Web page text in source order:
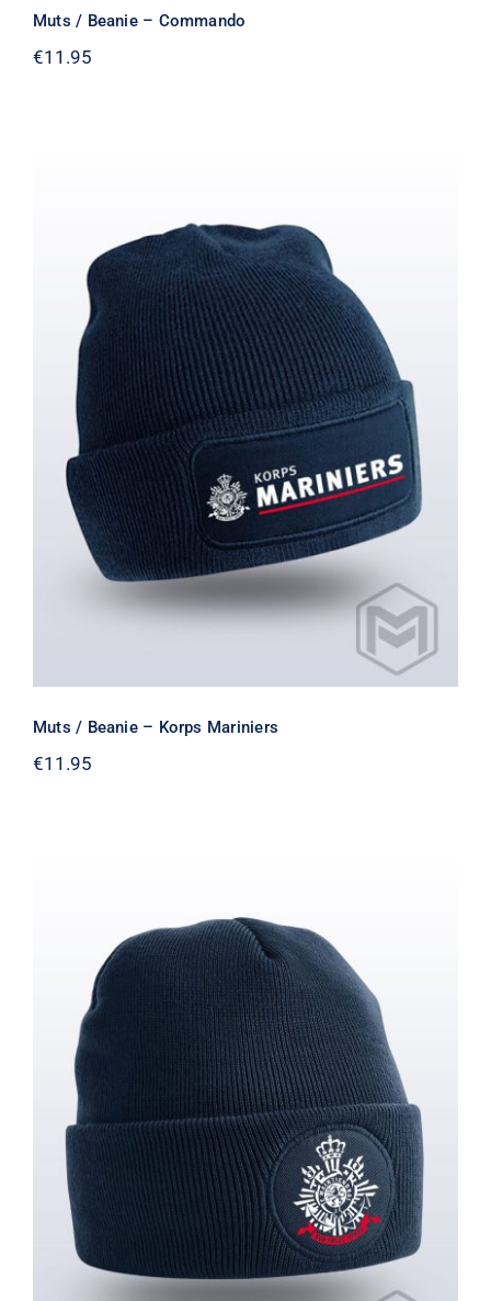
Muts / Beanie – Commando
€11.95
Muts / Beanie – Korps Mariniers
Muts / Beanie – Korps Mariniers
€11.95
Muts / Beanie – Korps Mariniers
(Rond)